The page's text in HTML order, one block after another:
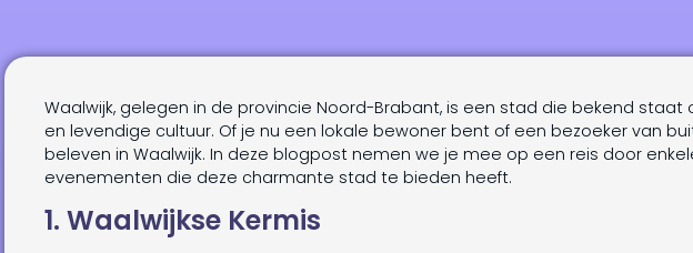
Waalwijk, gelegen in de provincie Noord-Brabant, is een stad die bekend staat
en levendige cultuur. Of je nu een lokale bewoner bent of een bezoeker van
beleven in Waalwijk. In deze blogpost nemen we je mee op een reis door
evenementen die deze charmante stad te bieden heeft.
1. Waalwijkse Kermis